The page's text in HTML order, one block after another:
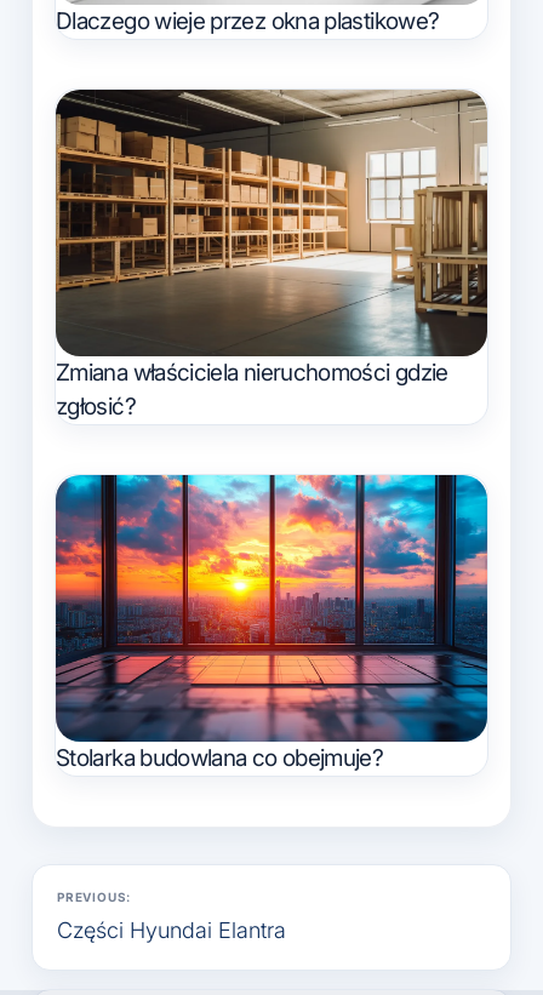
Dlaczego wieje przez okna plastikowe?
Zmiana właściciela nieruchomości gdzie
zgłosić?
Stolarka budowlana co obejmuje?
Nawigacja
wpisu
PREVIOUS:
Części Hyundai Elantra